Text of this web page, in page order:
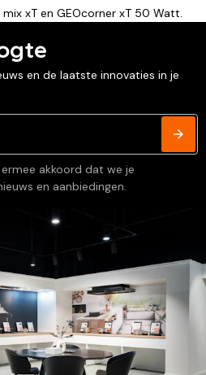
mix xT en GEOcorner xT 50 Watt.
en de laatste innovaties in je
akkoord dat we je
en aanbiedingen.